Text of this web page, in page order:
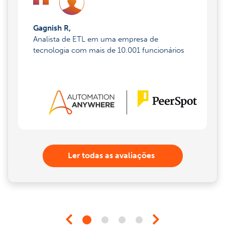
Gagnish R,
Analista de ETL em uma empresa de
tecnologia com mais de 10.001 funcionários
Ler todas as avaliações